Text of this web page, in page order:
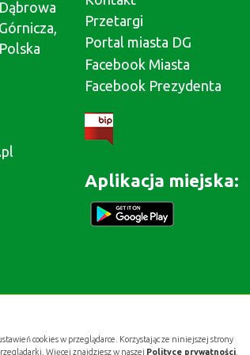
cookies w przeglądarce. Korzystając ze niniejszej strony
Więcej znajdziesz w naszej Polityce prywatności
Dąbrowa
Górnicza,
Polska
Przetargi
Portal miasta DG
Facebook Miasta
Facebook Prezydenta
Aplikacja miejska: